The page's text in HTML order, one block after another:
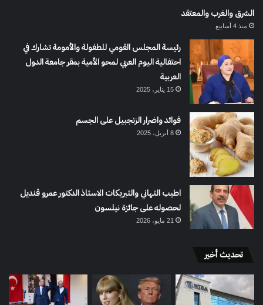
الشرق والغرب والمعتقد
منذ 4 أسابيع
رئيسة المجلس القومي للطفولة والأمومة تشارك في
احتفالية اليوم العربي لمحو الأمية بمقر جامعة الدول
العربية
15 يناير، 2025
فوائد واضرار الزنجبيل على الجسم
8 أبريل، 2025
اطيب التهاني والتبريكات الاستاذ الدكتور عمرو قنديل
لحصوله على جائزة نيلسون
21 مايو، 2026
تحديث أخير